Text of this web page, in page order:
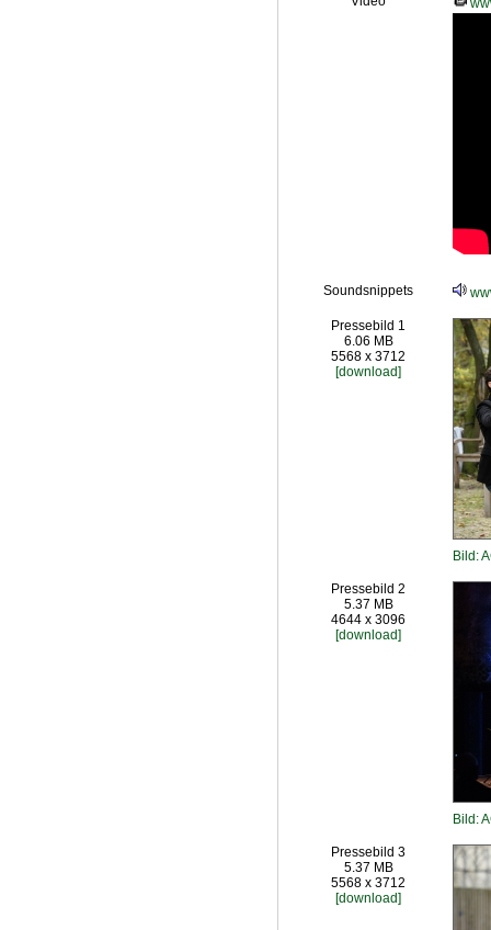
Soundsnippets
Pressebild 1
6.06 MB
5568 x 3712
[download]
Bild:
Pressebild 2
5.37 MB
4644 x 3096
[download]
Bild:
Pressebild 3
5.37 MB
5568 x 3712
[download]